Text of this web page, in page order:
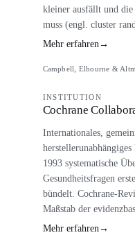
kleiner ausfällt und die
muss (engl. cluster
Mehr erfahren→
Campbell, Elbourne &
INSTITUTION
Cochrane
Internationales,
1993 systematische
Gesundheitsfragen
bündelt. Cochrane-
Maßstab der
Mehr erfahren→